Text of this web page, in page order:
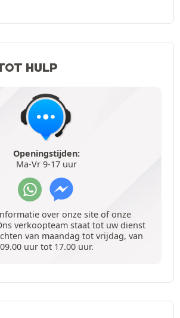
HULP
Openingstijden:
Ma-Vr 9-17 uur
over onze site of onze
verkoopteam staat tot uw dienst
van maandag tot vrijdag, van
09.00 uur tot 17.00 uur.